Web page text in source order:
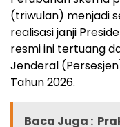
(triwulan) menjadi
realisasi janji
resmi ini tertuang
Jenderal
Tahun 2026.
Baca Juga :